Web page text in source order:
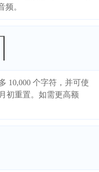
频。
10,000 个字符，并可使
初重置。如需更高额